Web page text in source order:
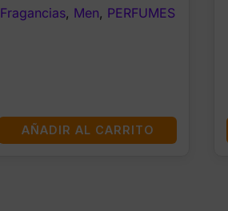
Fragancias, Men, PERFUMES
AÑADIR AL CARRITO